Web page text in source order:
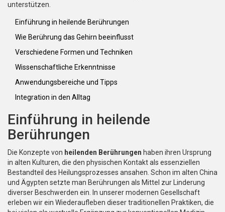
unterstützen.
Einführung in heilende Berührungen
Wie Berührung das Gehirn beeinflusst
Verschiedene Formen und Techniken
Wissenschaftliche Erkenntnisse
Anwendungsbereiche und Tipps
Integration in den Alltag
Einführung in heilende
Berührungen
Die Konzepte von heilenden Berührungen haben ihren Ursprung
in alten Kulturen, die den physischen Kontakt als essenziellen
Bestandteil des Heilungsprozesses ansahen. Schon im alten China
und Ägypten setzte man Berührungen als Mittel zur Linderung
diverser Beschwerden ein. In unserer modernen Gesellschaft
erleben wir ein Wiederaufleben dieser traditionellen Praktiken, die